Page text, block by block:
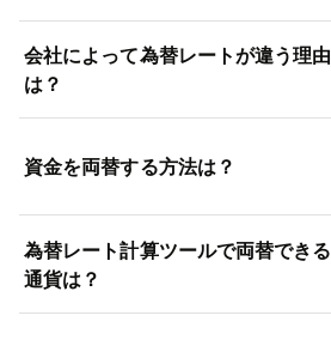
会社によって為替レートが違う理由
は？
資金を両替する方法は？
為替レート計算ツールで両替できる
通貨は？